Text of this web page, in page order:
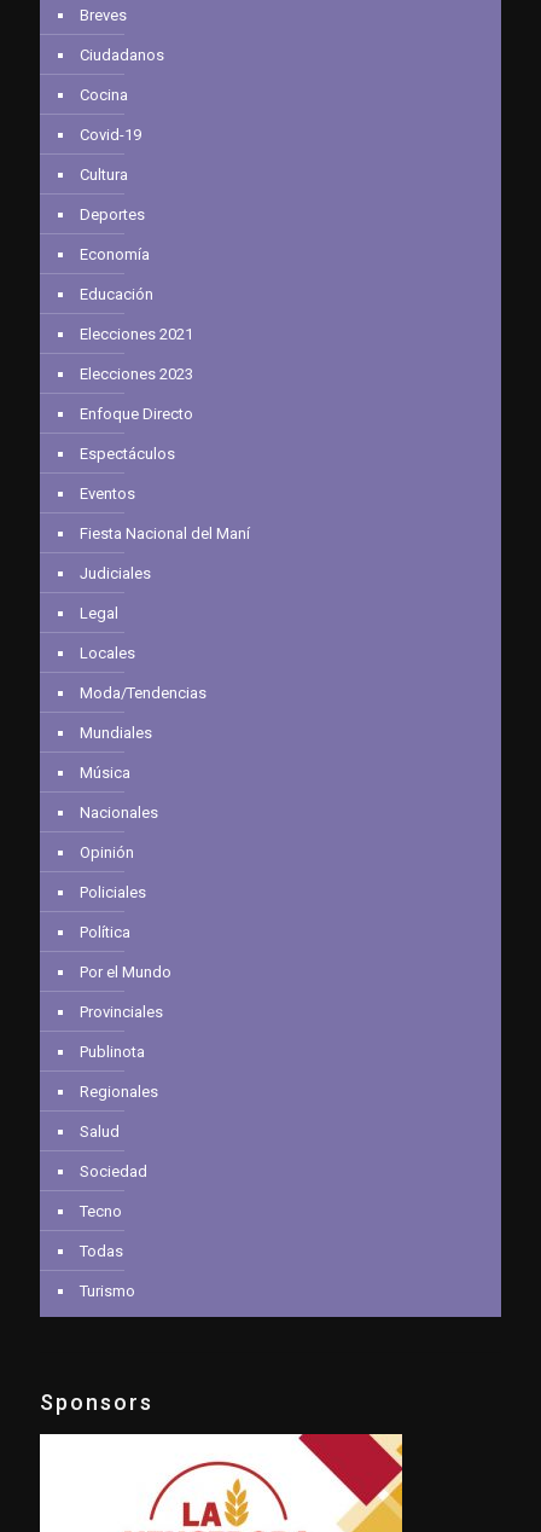
Breves
Ciudadanos
Cocina
Covid-19
Cultura
Deportes
Economía
Educación
Elecciones 2021
Elecciones 2023
Enfoque Directo
Espectáculos
Eventos
Fiesta Nacional del Maní
Judiciales
Legal
Locales
Moda/Tendencias
Mundiales
Música
Nacionales
Opinión
Policiales
Política
Por el Mundo
Provinciales
Publinota
Regionales
Salud
Sociedad
Tecno
Todas
Turismo
Sponsors